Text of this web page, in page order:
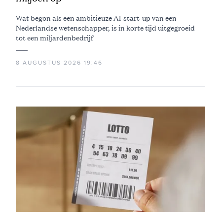
Wat begon als een ambitieuze AI-start-up van een
Nederlandse wetenschapper, is in korte tijd uitgegroeid
tot een miljardenbedrijf
8 AUGUSTUS 2026 19:46